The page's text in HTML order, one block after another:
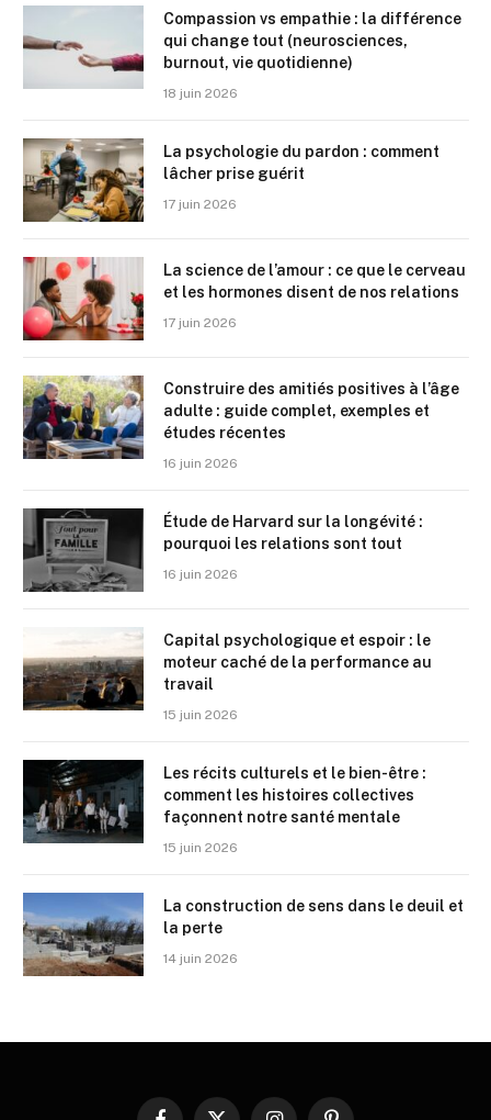
Compassion vs empathie : la différence
qui change tout (neurosciences,
burnout, vie quotidienne)
18 juin 2026
La psychologie du pardon : comment
lâcher prise guérit
17 juin 2026
La science de l’amour : ce que le cerveau
et les hormones disent de nos relations
17 juin 2026
Construire des amitiés positives à l’âge
adulte : guide complet, exemples et
études récentes
16 juin 2026
Étude de Harvard sur la longévité :
pourquoi les relations sont tout
16 juin 2026
Capital psychologique et espoir : le
moteur caché de la performance au
travail
15 juin 2026
Les récits culturels et le bien-être :
comment les histoires collectives
façonnent notre santé mentale
15 juin 2026
La construction de sens dans le deuil et
la perte
14 juin 2026